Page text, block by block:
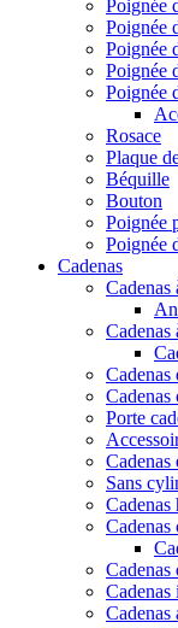
Poignée
Poignée
Poignée
Poignée
Poignée
Rosace
Plaque
Béquille
Bouton
Poignée
Poignée
Cadenas
Cadenas
Cadenas
Cadenas
Cadenas
Porte
Cadenas
Sans
Cadenas
Cadenas
Cadenas
Cadenas